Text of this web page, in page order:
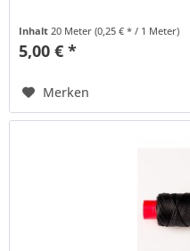
Inhalt 20 Meter(0,25 € * / 1 Meter)
5,00 € *
Merken